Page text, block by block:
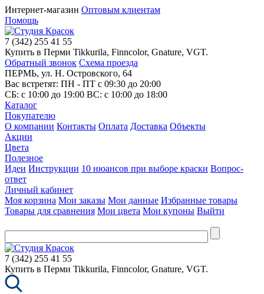
Интернет-магазин Оптовым клиентам
Помощь
7 (342) 255 41 55
Купить в Перми Tikkurila, Finncolor, Gnature, VGT.
Обратный звонок Схема проезда
ПЕРМЬ, ул. Н. Островского, 64
Вас встретят: ПН - ПТ с 09:30 до 20:00
СБ: с 10:00 до 19:00 ВС: с 10:00 до 18:00
Каталог
Покупателю
О компании Контакты Оплата Доставка Объекты
Акции
Цвета
Полезное
Идеи Инструкции 10 нюансов при выборе краски Вопрос-
ответ
Личный кабинет
Моя корзина Мои заказы Мои данные Избранные товары
Товары для сравнения Мои цвета Мои купоны Выйти
7 (342) 255 41 55
Купить в Перми Tikkurila, Finncolor, Gnature, VGT.